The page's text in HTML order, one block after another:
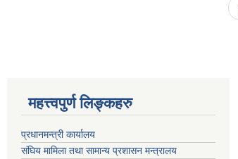
महत्त्वपुर्ण लिङ्कहरु
प्रधानमन्त्री कार्यालय
संघिय मामिला तथा सामान्य प्रशासन मन्त्रालय